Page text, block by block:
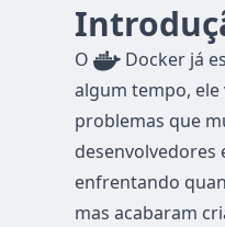
O
Docker já
algum tempo, ele
problemas que
desenvolvedores
enfrentando
mas acabaram